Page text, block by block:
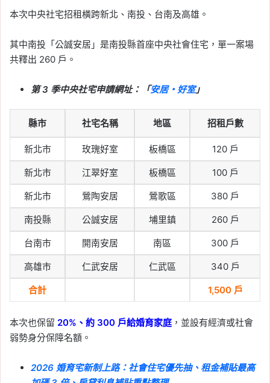
本次中央社宅招租橫跨新北、南投、台南及高雄。
其中南投「公誠安居」是南投縣首座中央社會住宅，單一案場
共釋出 260 戶。
第 3 季中央社宅申請網址：「安居・好室」
縣市 社宅名稱 地區 招租戶數
新北市 玫瑰好室 板橋區 120 戶
新北市 江翠好室 板橋區 100 戶
新北市 鶯陶安居 鶯歌區 380 戶
南投縣 公誠安居 埔里鎮 260 戶
台南市 開南安居 南區 300 戶
高雄市 仁武安居 仁武區 340 戶
合計 1,500 戶
本次也保留 20%、約 300 戶給婚育家庭 ，並設有經濟或社會
弱勢身分保障名額。
2026 婚育宅新制上路：社會住宅優先抽、租金補貼最高